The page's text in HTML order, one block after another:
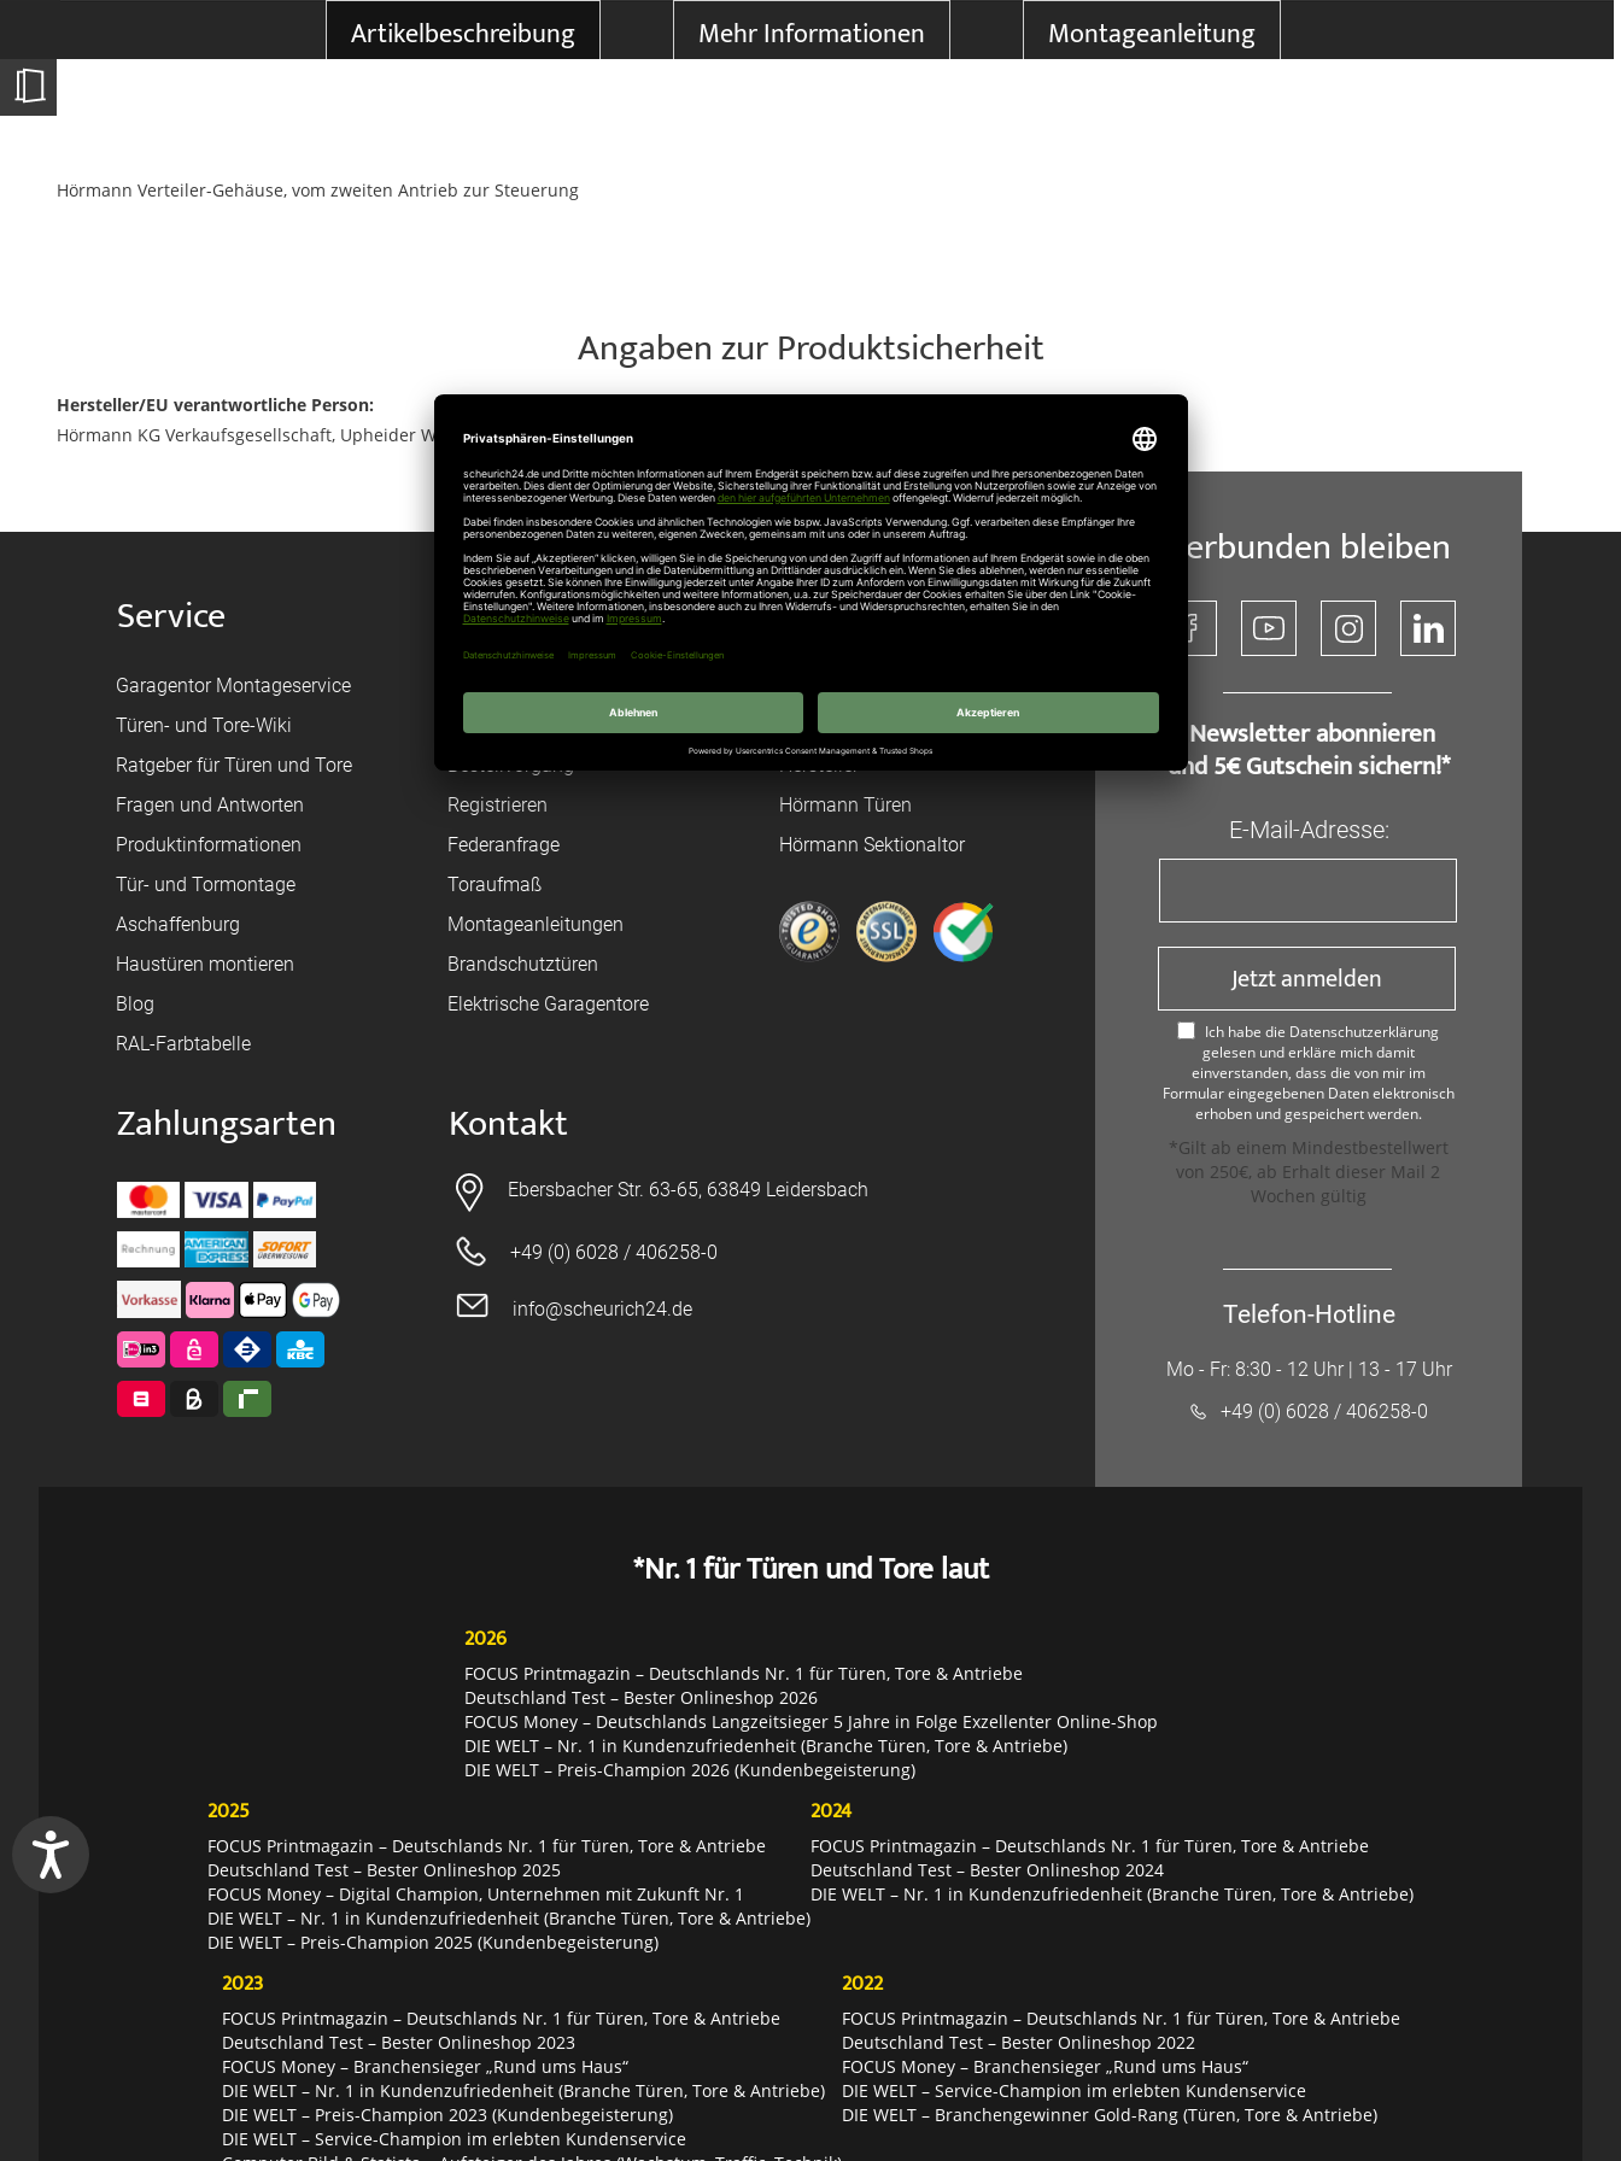
Artikelbeschreibung Mehr Informationen Montageanleitung
Hörmann Verteiler-Gehäuse, vom zweiten Antrieb zur Steuerung
Angaben zur Produktsicherheit
Hersteller/EU verantwortliche Person:
Hörmann KG Verkaufsgesellschaft, Upheider Weg 94-98, 33803 Steinhagen, Telefon: 05204915100, info@hoermann.de
Service
Garagentor Montageservice
Türen- und Tore-Wiki
Ratgeber für Türen und Tore
Fragen und Antworten
Produktinformationen
Tür- und Tormontage
Aschaffenburg
Haustüren montieren
Blog
RAL-Farbtabelle
Shop
Zahlungsarten
Bestellvorgang
Registrieren
Federanfrage
Toraufmaß
Montageanleitungen
Brandschutztüren
Elektrische Garagentore
Unternehmen
Stellenangebote
Hersteller
Hörmann Türen
Hörmann Sektionaltor
Zahlungsarten Kontakt
Ebersbacher Str. 63-65, 63849 Leidersbach
+49 (0) 6028 / 406258-0
info@scheurich24.de
Verbunden bleiben
​ Newsletter abonnieren
und 5€ Gutschein sichern!*
E-Mail-Adresse:
Jetzt anmelden
Ich habe die Datenschutzerklärung
gelesen und erkläre mich damit
einverstanden, dass die von mir im
Formular eingegebenen Daten elektronisch
erhoben und gespeichert werden.
*Gilt ab einem Mindestbestellwert
von 250€, ab Erhalt dieser Mail 2
Wochen gültig
Telefon-Hotline
Mo - Fr: 8:30 - 12 Uhr | 13 - 17 Uhr
+49 (0) 6028 / 406258-0
*Nr. 1 für Türen und Tore laut
2026
FOCUS Printmagazin – Deutschlands Nr. 1 für Türen, Tore & Antriebe
Deutschland Test – Bester Onlineshop 2026
FOCUS Money – Deutschlands Langzeitsieger 5 Jahre in Folge Exzellenter Online-Shop
DIE WELT – Nr. 1 in Kundenzufriedenheit (Branche Türen, Tore & Antriebe)
DIE WELT – Preis-Champion 2026 (Kundenbegeisterung)
2025
FOCUS Printmagazin – Deutschlands Nr. 1 für Türen, Tore & Antriebe
Deutschland Test – Bester Onlineshop 2025
FOCUS Money – Digital Champion, Unternehmen mit Zukunft Nr. 1
DIE WELT – Nr. 1 in Kundenzufriedenheit (Branche Türen, Tore & Antriebe)
DIE WELT – Preis-Champion 2025 (Kundenbegeisterung)
2024
FOCUS Printmagazin – Deutschlands Nr. 1 für Türen, Tore & Antriebe
Deutschland Test – Bester Onlineshop 2024
DIE WELT – Nr. 1 in Kundenzufriedenheit (Branche Türen, Tore & Antriebe)
2023
FOCUS Printmagazin – Deutschlands Nr. 1 für Türen, Tore & Antriebe
Deutschland Test – Bester Onlineshop 2023
FOCUS Money – Branchensieger „Rund ums Haus“
DIE WELT – Nr. 1 in Kundenzufriedenheit (Branche Türen, Tore & Antriebe)
DIE WELT – Preis-Champion 2023 (Kundenbegeisterung)
DIE WELT – Service-Champion im erlebten Kundenservice
2022
FOCUS Printmagazin – Deutschlands Nr. 1 für Türen, Tore & Antriebe
Deutschland Test – Bester Onlineshop 2022
FOCUS Money – Branchensieger „Rund ums Haus“
DIE WELT – Service-Champion im erlebten Kundenservice
DIE WELT – Branchengewinner Gold-Rang (Türen, Tore & Antriebe)